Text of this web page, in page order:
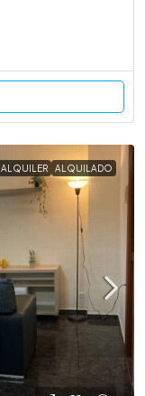
ALQUILER ALQUILADO